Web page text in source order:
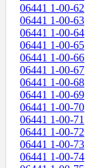
06441 1-00-62
06441 1-00-63
06441 1-00-64
06441 1-00-65
06441 1-00-66
06441 1-00-67
06441 1-00-68
06441 1-00-69
06441 1-00-70
06441 1-00-71
06441 1-00-72
06441 1-00-73
06441 1-00-74